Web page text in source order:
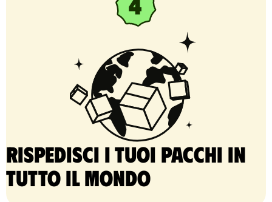
Rispedisci i tuoi pacchi in
tutto il mondo